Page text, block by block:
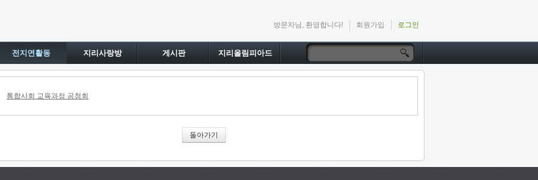
방문자님, 환영합니다! 회원가입 로그인
전지연활동 지리사랑방 게시판 지리올림피아드
통합사회 교육과정 공청회
돌아가기